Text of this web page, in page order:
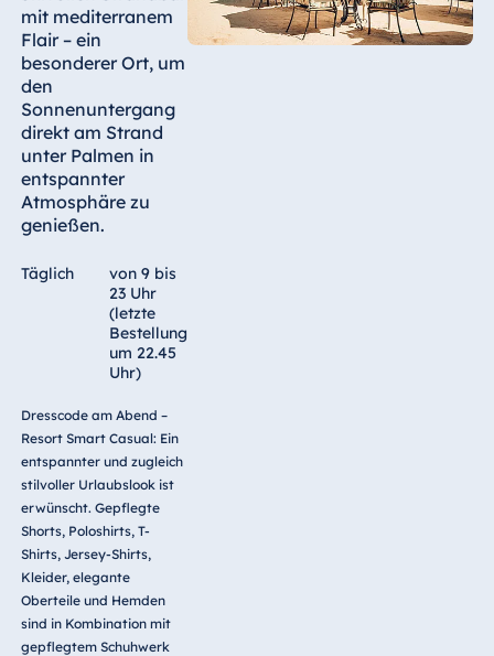
mit mediterranem
Flair – ein
besonderer Ort, um
den
Sonnenuntergang
direkt am Strand
unter Palmen in
entspannter
Atmosphäre zu
genießen.
Täglich
von 9 bis
23 Uhr
(letzte
Bestellung
um 22.45
Uhr)
Dresscode am Abend –
Resort Smart Casual: Ein
entspannter und zugleich
stilvoller Urlaubslook ist
erwünscht. Gepflegte
Shorts, Poloshirts, T-
Shirts, Jersey-Shirts,
Kleider, elegante
Oberteile und Hemden
sind in Kombination mit
gepflegtem Schuhwerk